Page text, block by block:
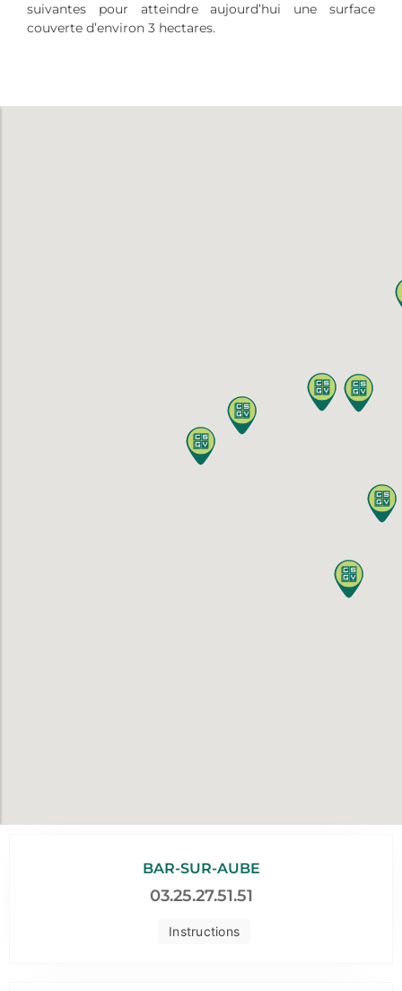
suivantes pour atteindre aujourd’hui une surface
couverte d’environ 3 hectares.
Instructions
BAR-SUR-AUBE
03.25.27.51.51